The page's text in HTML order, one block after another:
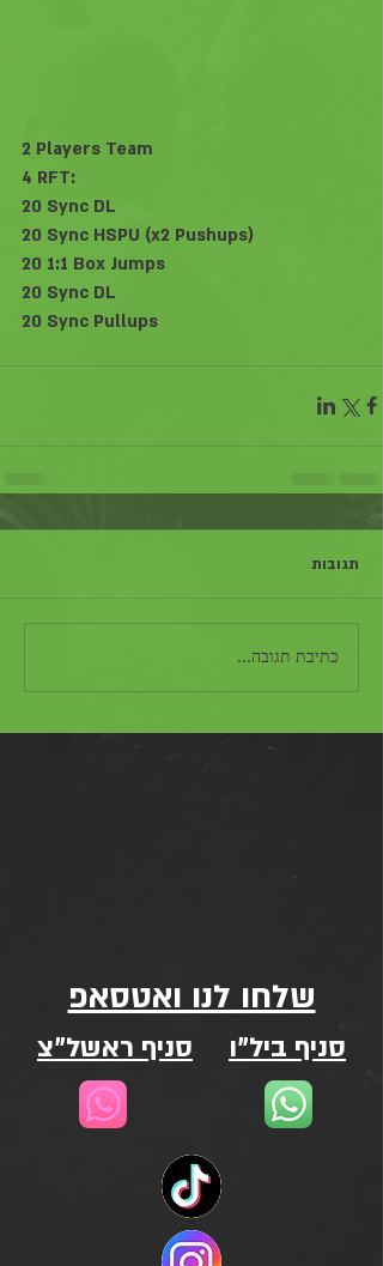
2 Players Team
4 RFT:
20 Sync DL
20 Sync HSPU (x2 Pushups)
20 1:1 Box Jumps
20 Sync DL
20 Sync Pullups
תגובות
כתיבת תגובה...
שלחו לנו ואטסאפ
סניף ביל"ו סניף ראשל"צ